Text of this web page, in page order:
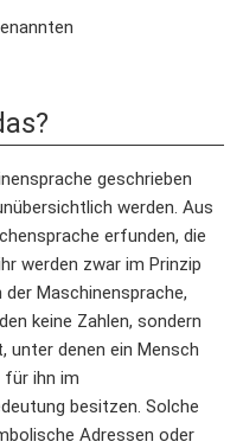
geschrieben
werden. Aus
erfunden, die
werden zwar im Prinzip
Maschinensprache,
keine Zahlen, sondern
unter denen ein Mensch
für ihn im
besitzen. Solche
Adressen oder